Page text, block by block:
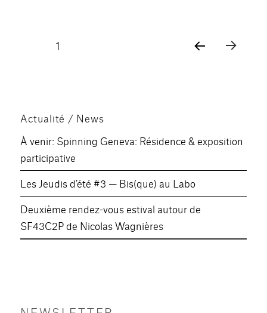
Pagination
1
Actualité / News
À venir: Spinning Geneva: Résidence & exposition
participative
Les Jeudis d’été #3 — Bis(que) au Labo
Deuxième rendez-vous estival autour de
SF43C2P de Nicolas Wagnières